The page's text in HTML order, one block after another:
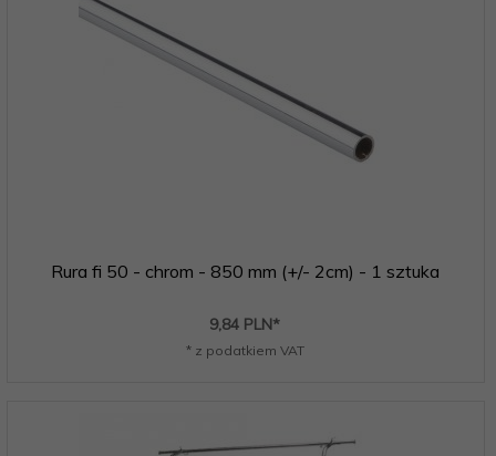
Rura fi 50 - chrom - 850 mm (+/- 2cm) - 1 sztuka
9,84 PLN*
* z podatkiem VAT